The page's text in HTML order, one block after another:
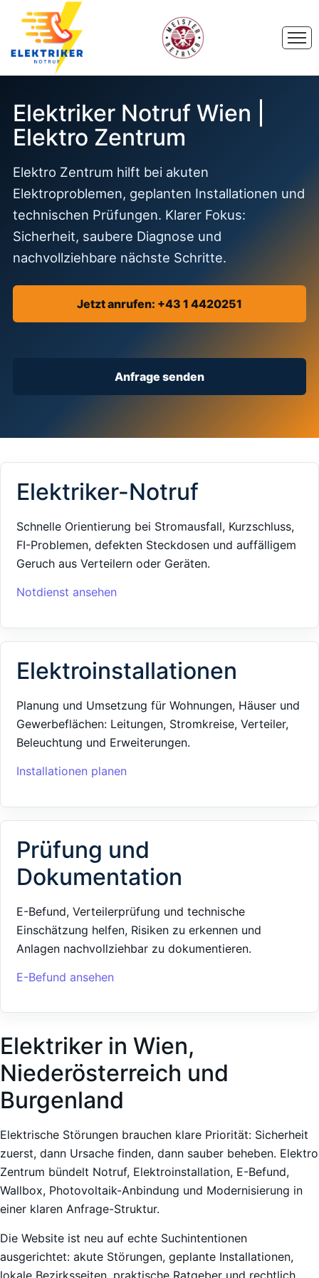
Elektriker Notruf Wien |
Elektro Zentrum
Elektro Zentrum hilft bei akuten
Elektroproblemen, geplanten Installationen und
technischen Prüfungen. Klarer Fokus:
Sicherheit, saubere Diagnose und
nachvollziehbare nächste Schritte.
Jetzt anrufen: +43 1 4420251
Anfrage senden
Elektriker-Notruf
Schnelle Orientierung bei Stromausfall, Kurzschluss,
FI-Problemen, defekten Steckdosen und auffälligem
Geruch aus Verteilern oder Geräten.
Notdienst ansehen
Elektroinstallationen
Planung und Umsetzung für Wohnungen, Häuser und
Gewerbeflächen: Leitungen, Stromkreise, Verteiler,
Beleuchtung und Erweiterungen.
Installationen planen
Prüfung und
Dokumentation
E-Befund, Verteilerprüfung und technische
Einschätzung helfen, Risiken zu erkennen und
Anlagen nachvollziehbar zu dokumentieren.
E-Befund ansehen
Elektriker in Wien,
Niederösterreich und
Burgenland
Elektrische Störungen brauchen klare Priorität: Sicherheit
zuerst, dann Ursache finden, dann sauber beheben. Elektro
Zentrum bündelt Notruf, Elektroinstallation, E-Befund,
Wallbox, Photovoltaik-Anbindung und Modernisierung in
einer klaren Anfrage-Struktur.
Die Website ist neu auf echte Suchintentionen
ausgerichtet: akute Störungen, geplante Installationen,
lokale Bezirksseiten, praktische Ratgeber und rechtlich